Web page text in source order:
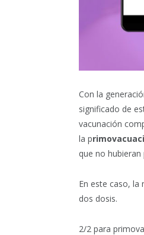
Con la
significado de
vacunación
la p
que no hubieran
En este caso, la
dos dosis.
2/2 para